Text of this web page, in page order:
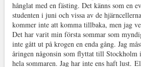
hånglat med en fästing. Det känns som en
studenten i juni och vissa av de
kommer inte att komma tillbaka, men jag
Det har varit min första sommar som
inte gått ut på krogen en enda gång. Jag
åringen någonsin som flyttat till Stockholm
hela sommaren. Jag har inte ens haft lust.